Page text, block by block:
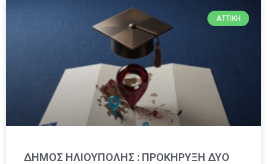
ΑΤΤΙΚΉ
ΔΗΜΟΣ ΗΛΙΟΥΠΟΛΗΣ : ΠΡΟΚΗΡΥΞΗ ΔΥΟ